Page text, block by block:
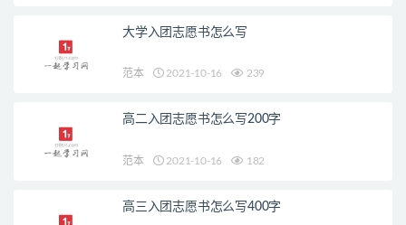
大学入团志愿书怎么写
范本 2021-10-16 239
高二入团志愿书怎么写200字
范本 2021-10-16 182
高三入团志愿书怎么写400字